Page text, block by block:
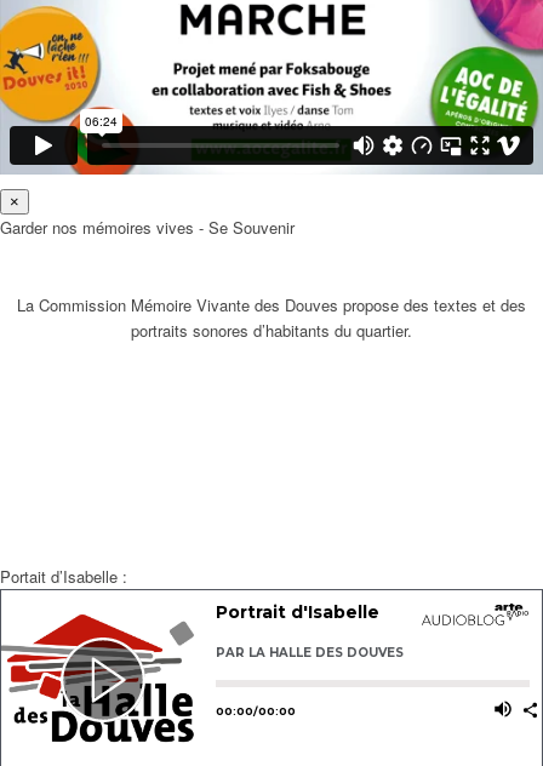
×
Garder nos mémoires vives - Se Souvenir
La Commission Mémoire Vivante des Douves propose des textes et des
portraits sonores d’habitants du quartier.
Portait d’Isabelle :